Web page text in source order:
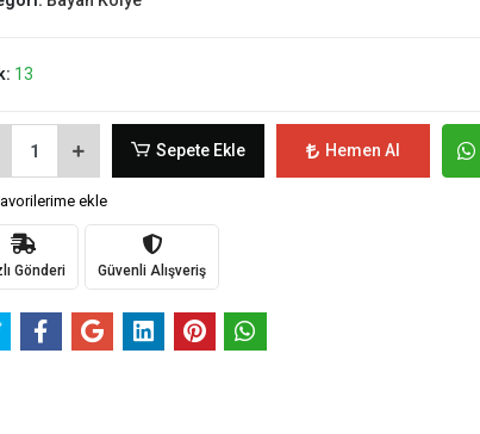
13
Sepete Ekle Hemen Al
ekle
Gönderi Güvenli Alışveriş